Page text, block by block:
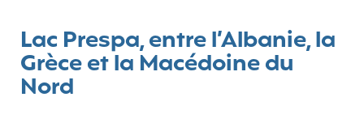
Lac Prespa, entre l’Albanie, la
Grèce et la Macédoine du
Nord